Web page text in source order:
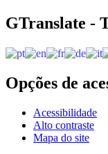
GTranslate -
Opções de
Acessibilidade
Alto contraste
Mapa do site